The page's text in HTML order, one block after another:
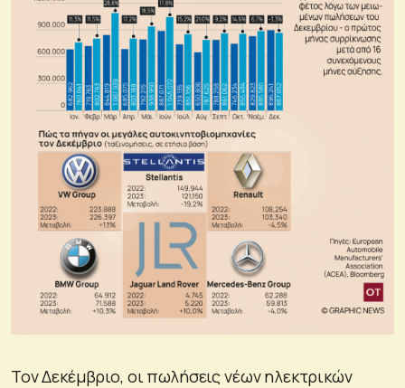
Τον Δεκέμβριο, οι πωλήσεις νέων ηλεκτρικών